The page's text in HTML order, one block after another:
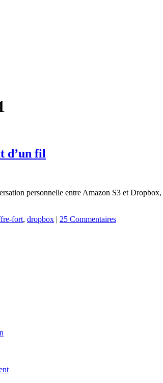
d’un fil
personnelle entre Amazon S3 et
fort, dropbox | 25 Commentaires